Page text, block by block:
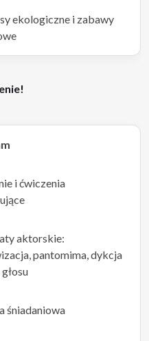
ekologiczne i zabawy
i ćwiczenia
aktorskie:
pantomima, dykcja
śniadaniowa